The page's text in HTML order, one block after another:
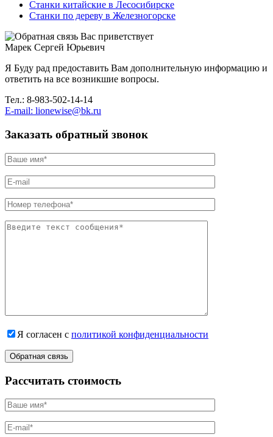
Станки китайские в Лесосибирске
Станки по дереву в Железногорске
Вас приветствует
Марек Сергей Юрьевич
Я Буду рад предоставить Вам дополнительную информацию и
ответить на все возникшие вопросы.
Тел.: 8-983-502-14-14
E-mail: lionewise@bk.ru
Заказать обратный звонок
Я согласен с политикой конфиденциальности
Рассчитать стоимость